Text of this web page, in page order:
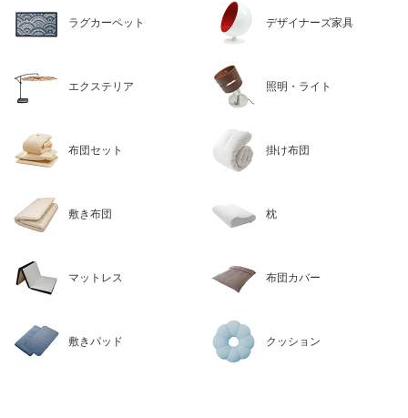
ラグカーペット デザイナーズ家具
エクステリア 照明・ライト
布団セット 掛け布団
敷き布団 枕
マットレス 布団カバー
敷きパッド クッション